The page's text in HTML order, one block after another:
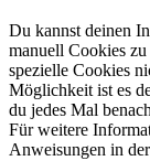
Du kannst deinen
manuell Cookies
spezielle Cookies
Möglichkeit ist es
du jedes Mal
Für weitere
Anweisungen in